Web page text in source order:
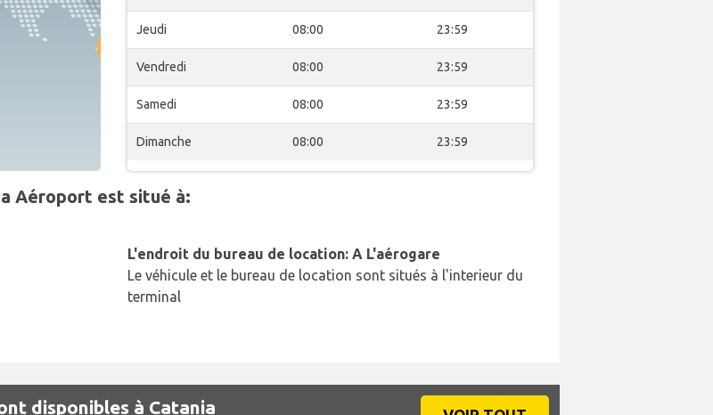
Jeudi 08:00 23:59
Vendredi 08:00 23:59
Samedi 08:00 23:59
Dimanche 08:00 23:59
Aéroport est situé à:
L'endroit du bureau de location: A L'aérogare
Le véhicule et le bureau de location sont situés à l'interieur du
terminal
disponibles à Catania